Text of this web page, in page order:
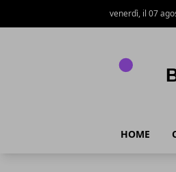
venerdì, il 07
HOME